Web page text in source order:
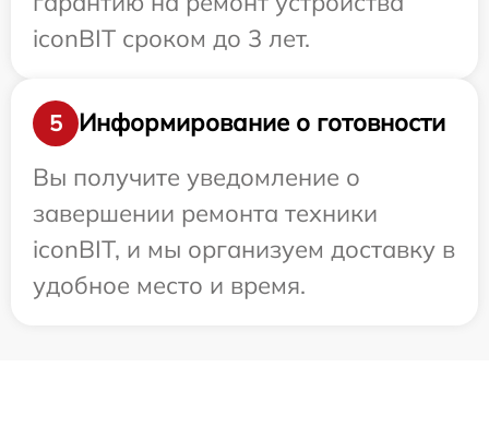
iconBIT сроком до 3 лет.
5
Информирование о готовности
Вы получите уведомление о
завершении ремонта техники
iconBIT, и мы организуем доставку в
удобное место и время.